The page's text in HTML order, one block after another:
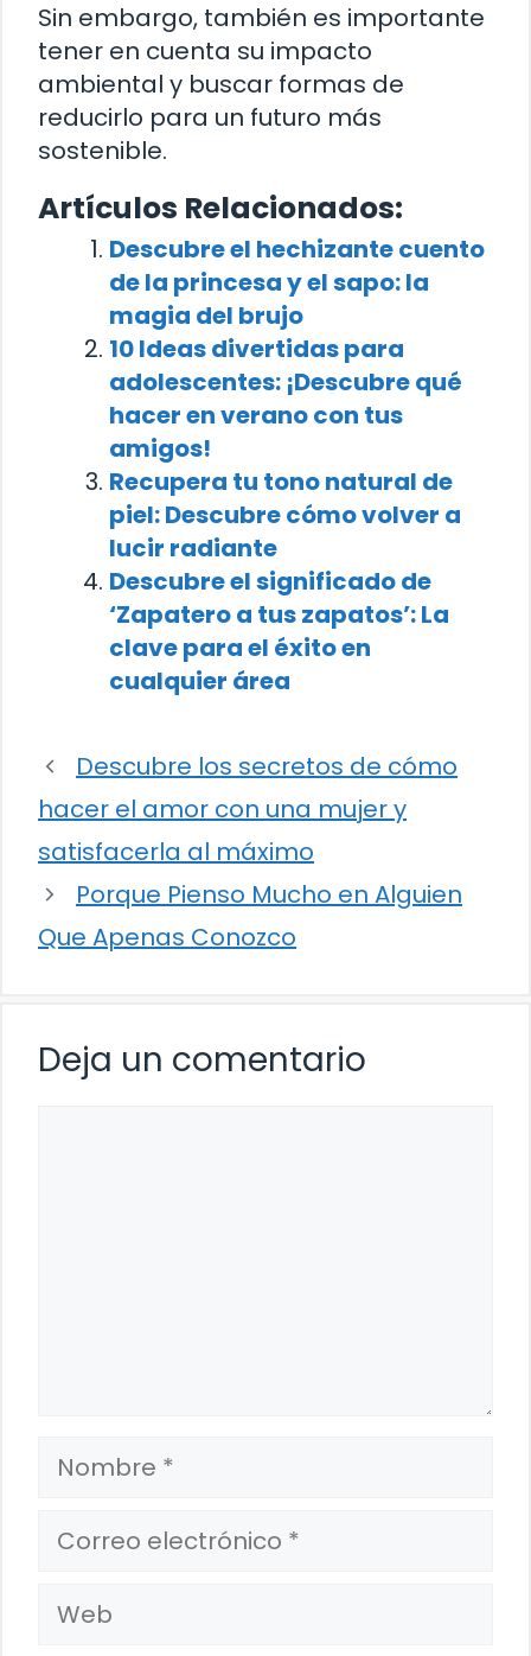
Sin embargo, también es importante
tener en cuenta su impacto
ambiental y buscar formas de
reducirlo para un futuro más
sostenible.
Artículos Relacionados:
Descubre el hechizante cuento
de la princesa y el sapo: la
magia del brujo
10 Ideas divertidas para
adolescentes: ¡Descubre qué
hacer en verano con tus
amigos!
Recupera tu tono natural de
piel: Descubre cómo volver a
lucir radiante
Descubre el significado de
‘Zapatero a tus zapatos’: La
clave para el éxito en
cualquier área
Descubre los secretos de cómo
hacer el amor con una mujer y
satisfacerla al máximo
Porque Pienso Mucho en Alguien
Que Apenas Conozco
Deja un comentario
Nombre
Correo
electrónico
Web